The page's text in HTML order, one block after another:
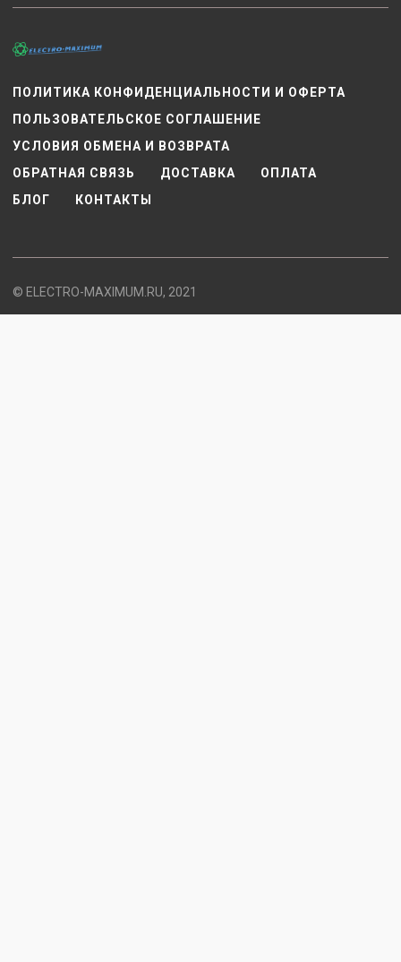
ПОЛИТИКА КОНФИДЕНЦИАЛЬНОСТИ И ОФЕРТА
ПОЛЬЗОВАТЕЛЬСКОЕ СОГЛАШЕНИЕ
УСЛОВИЯ ОБМЕНА И ВОЗВРАТА
ОБРАТНАЯ СВЯЗЬ
ДОСТАВКА
ОПЛАТА
БЛОГ
КОНТАКТЫ
© ELECTRO-MAXIMUM.RU, 2021